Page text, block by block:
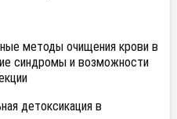
методы очищения крови в
синдромы и возможности
детоксикация в